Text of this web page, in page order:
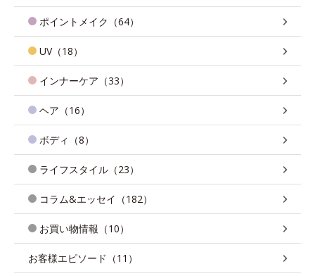
ポイントメイク（64）
UV（18）
インナーケア（33）
ヘア（16）
ボディ（8）
ライフスタイル（23）
コラム&エッセイ（182）
お買い物情報（10）
お客様エピソード（11）